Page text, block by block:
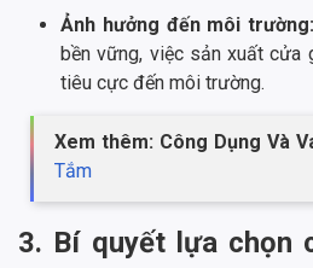
Ảnh hưởng đến môi trường:
bền vững, việc sản xuất cửa
tiêu cực đến môi trường.
Xem thêm: Công Dụng Và
Tắm
3. Bí quyết lựa chọn